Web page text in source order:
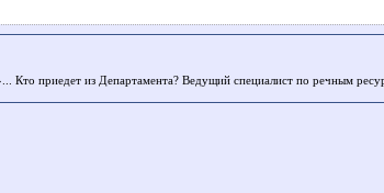
Кто приедет из Департамента? Ведущий специалист по речным